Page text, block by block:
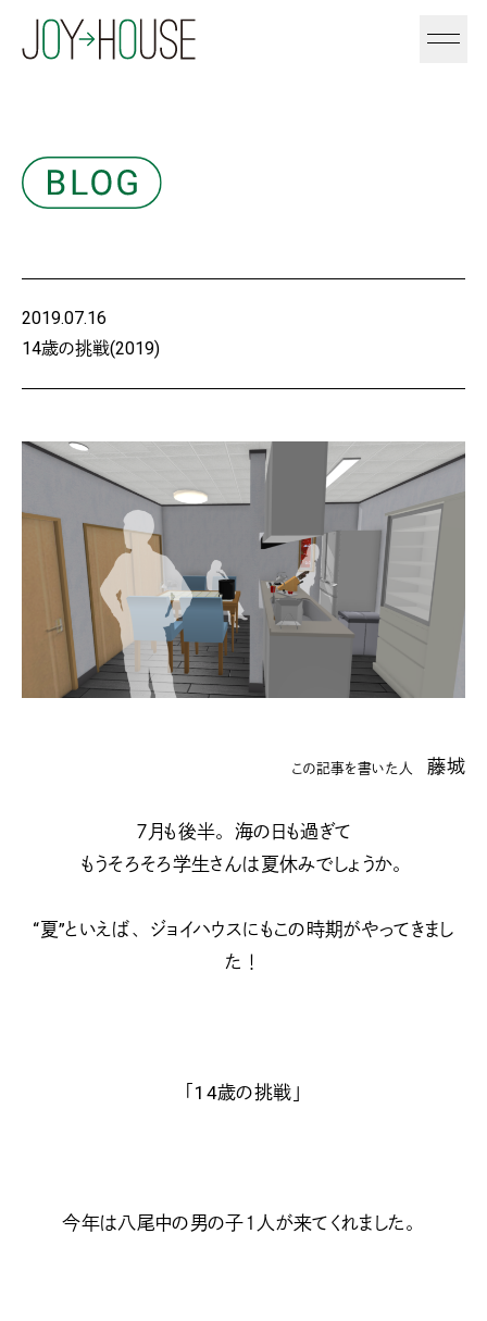
14歳の挑戦(2019)
2019.07.16
この記事を書いた人藤城
７月も後半。海の日も過ぎて
もうそろそろ学生さんは夏休みでしょうか。
“夏”といえば、ジョイハウスにもこの時期がやってきまし
た！
「14歳の挑戦」
今年は八尾中の男の子１人が来てくれました。